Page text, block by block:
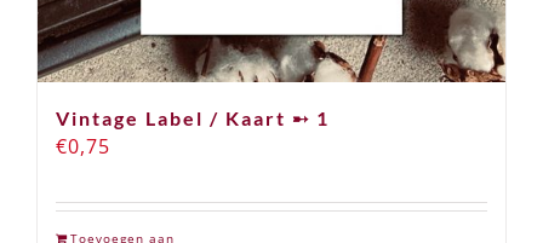
Vintage Label / Kaart ➸ 1
€0,75
Toevoegen aan